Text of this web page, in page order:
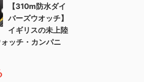
【310m防水ダイ
バーズウオッチ】
イギリスの未上陸
ッチ・カンパニ